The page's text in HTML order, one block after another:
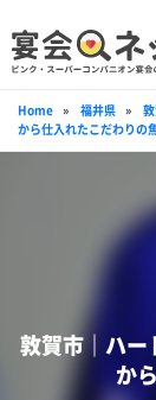
Home » 福井県 »
から仕入れたこだわりの
敦賀市｜ハ
か